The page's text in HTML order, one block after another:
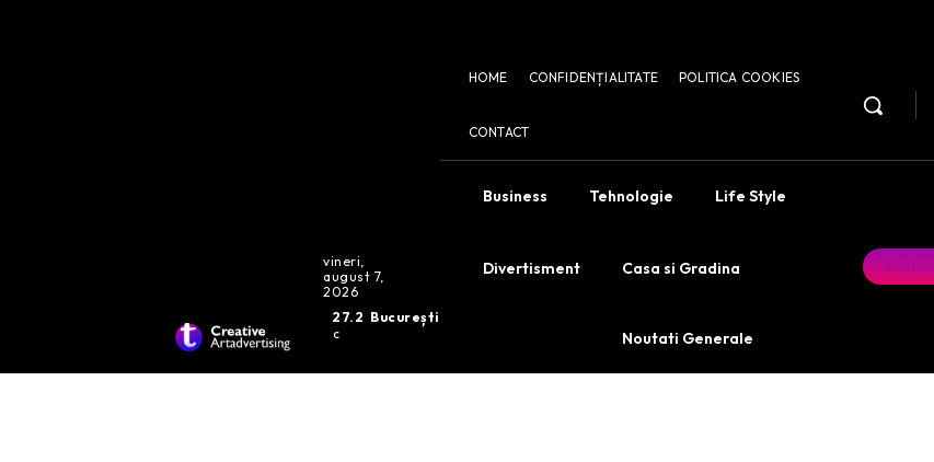
vineri,
august 7,
2026
27.2
C
București
HOME CONFIDENȚIALITATE POLITICA COOKIES
CONTACT
Business Tehnologie Life Style
Divertisment Casa si Gradina
Noutati Generale